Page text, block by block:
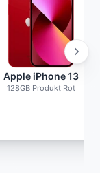
Apple iPhone 13
128GB Produkt Rot